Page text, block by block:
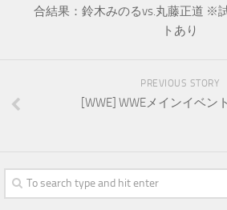
合結果：鈴木みのるvs.丸藤正道 ※
トあり
PREVIOUS STORY
[WWE] WWEメインイベン